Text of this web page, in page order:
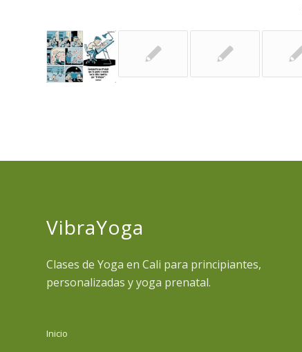
VibraYoga
Clases de Yoga en Cali para principiantes,
personalizadas y yoga prenatal.
Inicio